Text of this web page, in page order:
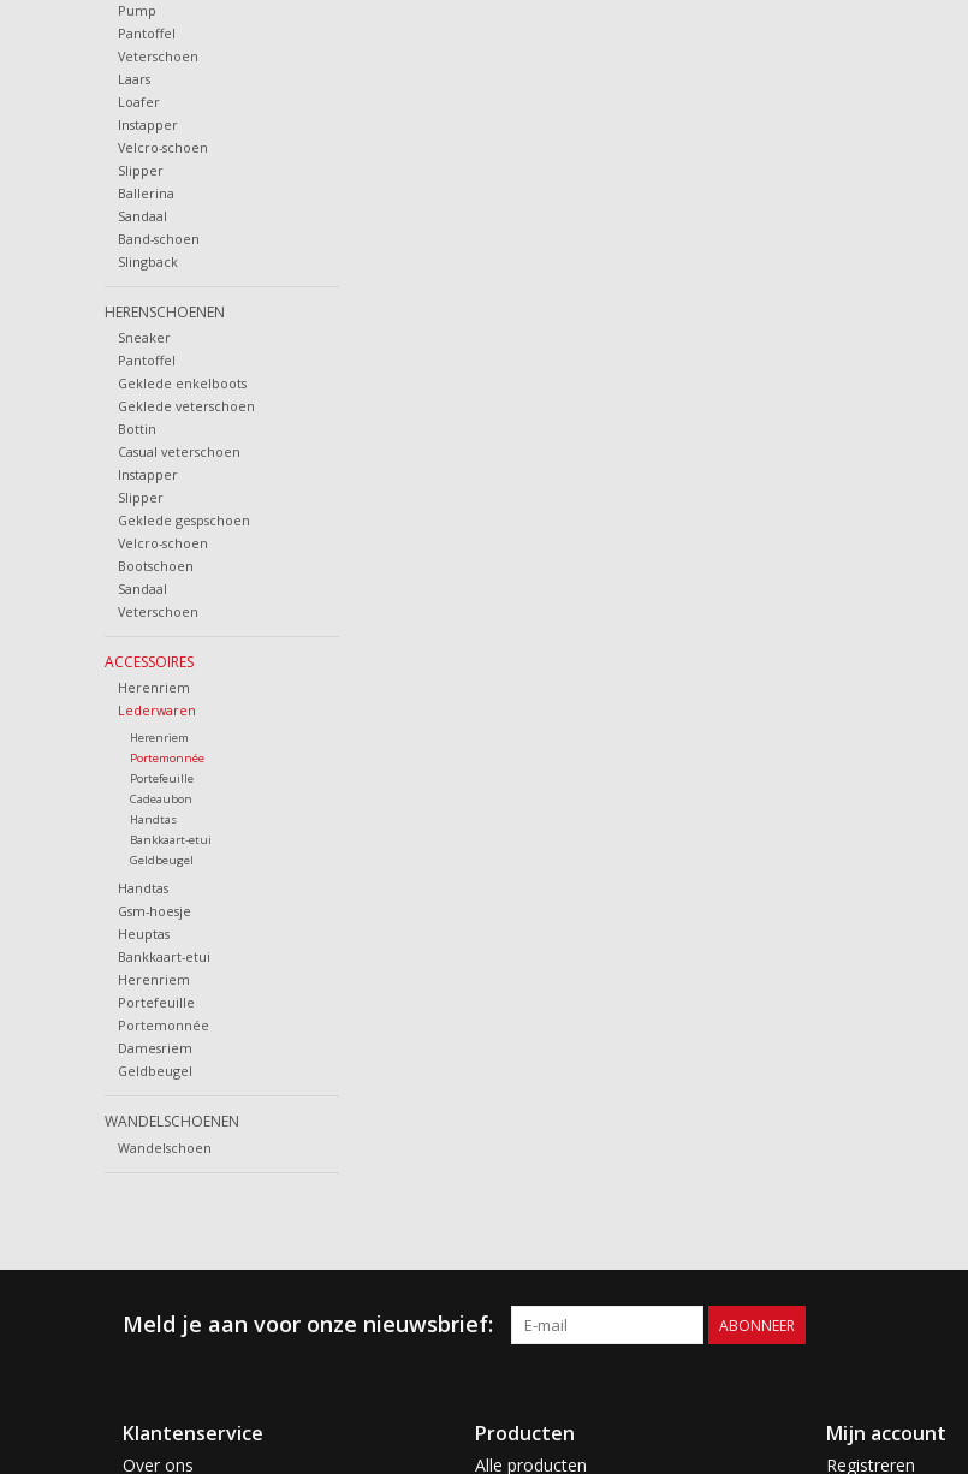
Pump
Pantoffel
Veterschoen
Laars
Loafer
Instapper
Velcro-schoen
Slipper
Ballerina
Sandaal
Band-schoen
Slingback
HERENSCHOENEN
Sneaker
Pantoffel
Geklede enkelboots
Geklede veterschoen
Bottin
Casual veterschoen
Instapper
Slipper
Geklede gespschoen
Velcro-schoen
Bootschoen
Sandaal
Veterschoen
ACCESSOIRES
Herenriem
Lederwaren
Herenriem
Portemonnée
Portefeuille
Cadeaubon
Handtas
Bankkaart-etui
Geldbeugel
Handtas
Gsm-hoesje
Heuptas
Bankkaart-etui
Herenriem
Portefeuille
Portemonnée
Damesriem
Geldbeugel
WANDELSCHOENEN
Wandelschoen
Meld je aan voor onze nieuwsbrief: ABONNEER
Klantenservice
Over ons
Producten
Alle producten
Mijn account
Registreren